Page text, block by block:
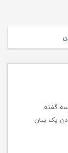
گفته
یک بیان